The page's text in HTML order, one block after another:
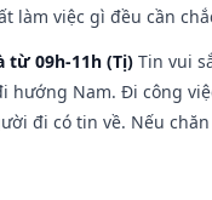
làm việc gì đều cần
từ 09h-11h (Tị) Tin vui
hướng Nam. Đi công
đi có tin về. Nếu